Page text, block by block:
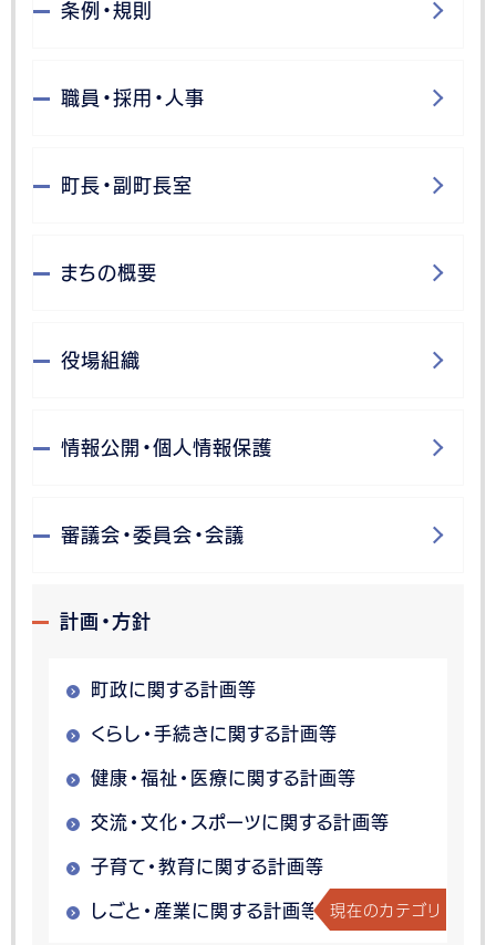
条例・規則
職員・採用・人事
町長・副町長室
まちの概要
役場組織
情報公開・個人情報保護
審議会・委員会・会議
計画・方針
町政に関する計画等
くらし・手続きに関する計画等
健康・福祉・医療に関する計画等
交流・文化・スポーツに関する計画等
子育て・教育に関する計画等
しごと・産業に関する計画等 現在のカテゴリ